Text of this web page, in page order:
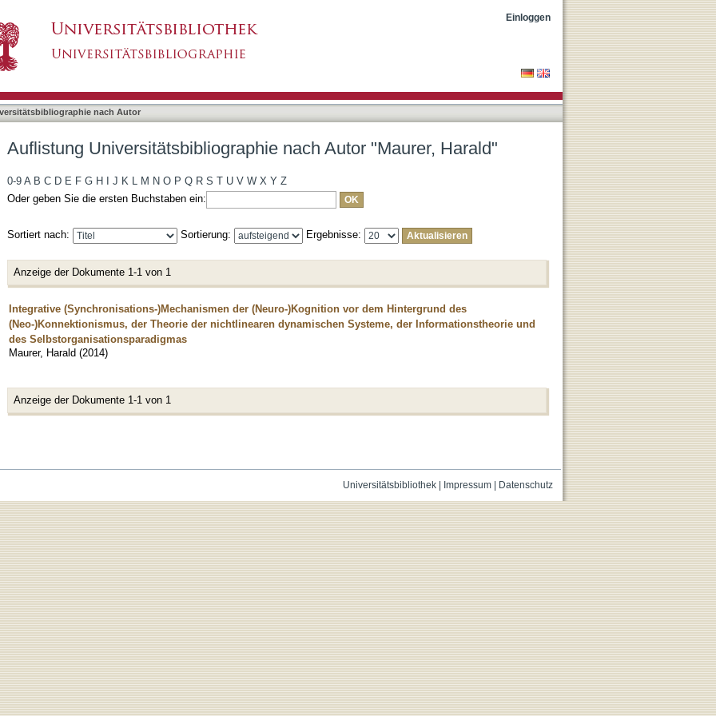
Einloggen
nach Autor
Auflistung Universitätsbibliographie nach Autor "Maurer, Harald"
0-9 A B C D E F G H J K L M N O P Q R S T U V W X Y Z
Oder geben Sie die ersten Buchstaben ein:
Sortiert nach: Sortierung: Ergebnisse:
Anzeige der Dokumente 1-1 von 1
Integrative (Synchronisations-)Mechanismen der (Neuro-)Kognition vor dem Hintergrund des
(Neo-)Konnektionismus, der Theorie der nichtlinearen dynamischen Systeme, der Informationstheorie und
des Selbstorganisationsparadigmas
Maurer, Harald (2014)
Anzeige der Dokumente 1-1 von 1
Universitätsbibliothek| Impressum| Datenschutz